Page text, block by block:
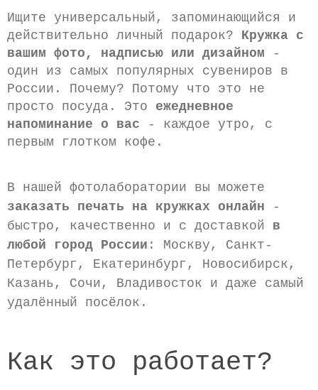
Ищите универсальный, запоминающийся и
действительно личный подарок? Кружка с
вашим фото, надписью или дизайном -
один из самых популярных сувениров в
России. Почему? Потому что это не
просто посуда. Это ежедневное
напоминание о вас - каждое утро, с
первым глотком кофе.
В нашей фотолаборатории вы можете
заказать печать на кружках онлайн -
быстро, качественно и с доставкой в
любой город России : Москву, Санкт-
Петербург, Екатеринбург, Новосибирск,
Казань, Сочи, Владивосток и даже самый
удалённый посёлок.
Как это работает?